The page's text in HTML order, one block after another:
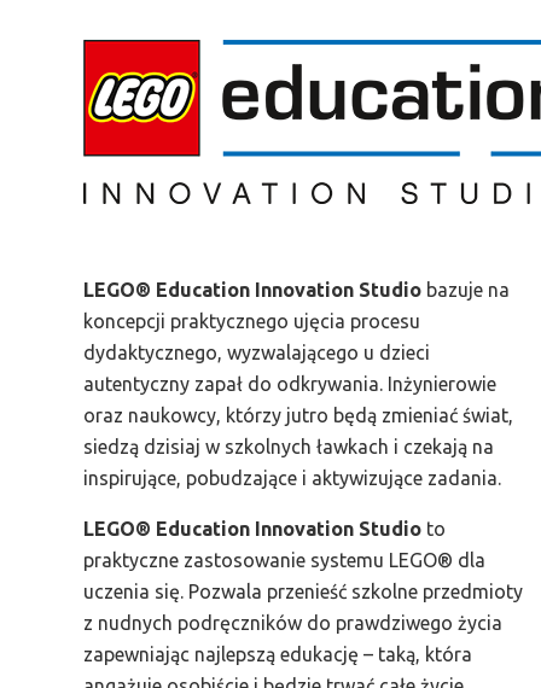
LEGO® Education Innovation Studiobazuje na
koncepcji praktycznego ujęcia procesu
dydaktycznego, wyzwalającego u dzieci
autentyczny zapał do odkrywania. Inżynierowie
oraz naukowcy, którzy jutro będą zmieniać świat,
siedzą dzisiaj w szkolnych ławkach i czekają na
inspirujące, pobudzające i aktywizujące zadania.
LEGO® Education Innovation Studioto
praktyczne zastosowanie systemu LEGO® dla
uczenia się. Pozwala przenieść szkolne przedmioty
z nudnych podręczników do prawdziwego życia
zapewniając najlepszą edukację – taką, która